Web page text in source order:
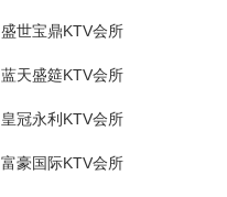
盛世宝鼎KTV会所
蓝天盛筵KTV会所
皇冠永利KTV会所
富豪国际KTV会所